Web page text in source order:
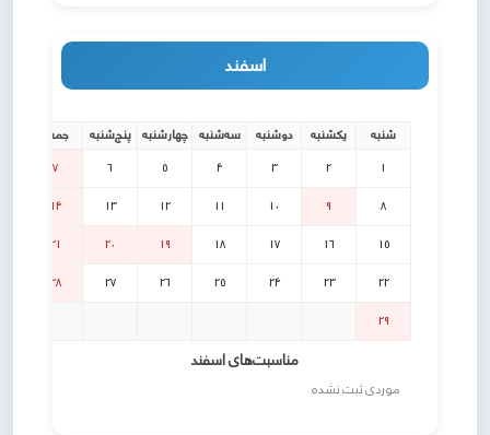
اسفند
شنبه یکشنبه دوشنبه سه‌شنبه چهارشنبه پنج‌شنبه
جمعه
1
2
3
4
5
6
7
8
9
10
11
12
13
14
15
16
17
18
19
20
21
22
23
24
25
26
27
28
29
مناسبت‌های اسفند
موردی ثبت نشده